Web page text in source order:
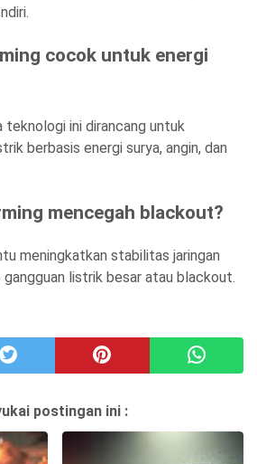
cocok untuk energi
teknologi ini dirancang untuk
berbasis energi surya, angin, dan
mencegah blackout?
meningkatkan stabilitas jaringan
gangguan listrik besar atau blackout.
postingan ini :